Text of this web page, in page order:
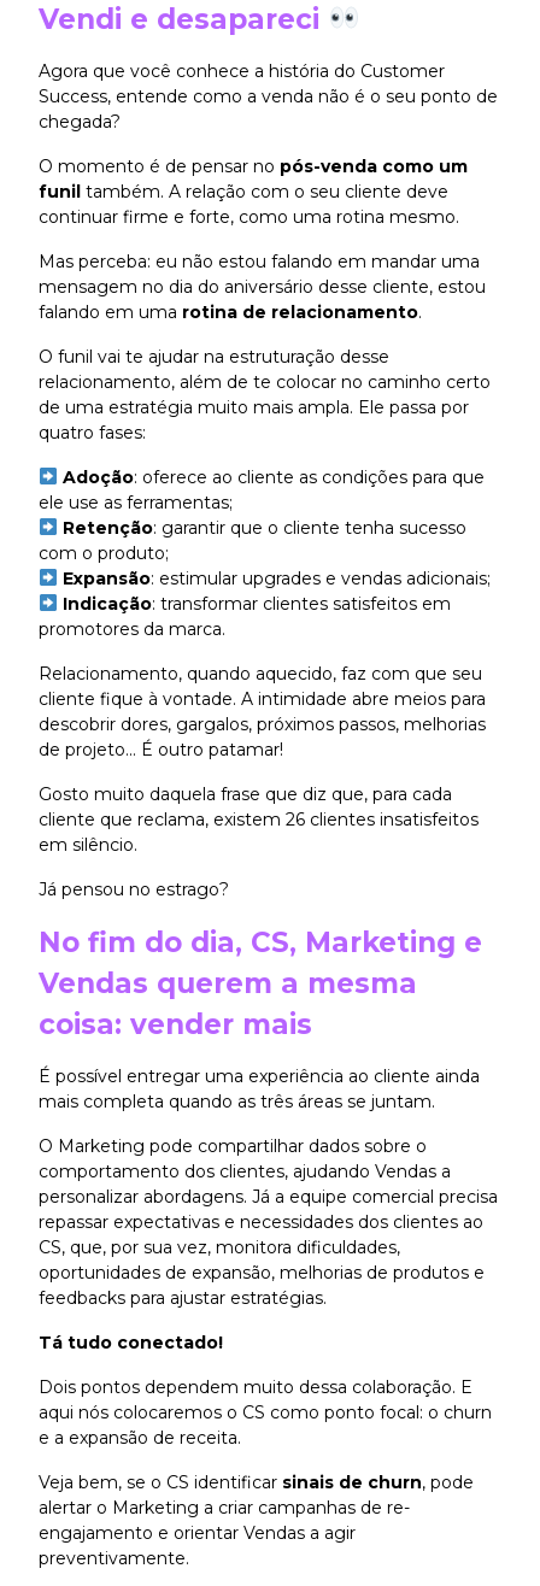
Vendi e desapareci
Agora que você conhece a história do Customer
Success, entende como a venda não é o seu ponto de
chegada?
O momento é de pensar no pós-venda como um
funil também. A relação com o seu cliente deve
continuar firme e forte, como uma rotina mesmo.
Mas perceba: eu não estou falando em mandar uma
mensagem no dia do aniversário desse cliente, estou
falando em uma rotina de relacionamento.
O funil vai te ajudar na estruturação desse
relacionamento, além de te colocar no caminho certo
de uma estratégia muito mais ampla. Ele passa por
quatro fases:
Adoção: oferece ao cliente as condições para que
ele use as ferramentas;
Retenção: garantir que o cliente tenha sucesso
com o produto;
Expansão: estimular upgrades e vendas adicionais;
Indicação: transformar clientes satisfeitos em
promotores da marca.
Relacionamento, quando aquecido, faz com que seu
cliente fique à vontade. A intimidade abre meios para
descobrir dores, gargalos, próximos passos, melhorias
de projeto... É outro patamar!
Gosto muito daquela frase que diz que, para cada
cliente que reclama, existem 26 clientes insatisfeitos
em silêncio.
Já pensou no estrago?
No fim do dia, CS, Marketing e
Vendas querem a mesma
coisa: vender mais
É possível entregar uma experiência ao cliente ainda
mais completa quando as três áreas se juntam.
O Marketing pode compartilhar dados sobre o
comportamento dos clientes, ajudando Vendas a
personalizar abordagens. Já a equipe comercial precisa
repassar expectativas e necessidades dos clientes ao
CS, que, por sua vez, monitora dificuldades,
oportunidades de expansão, melhorias de produtos e
feedbacks para ajustar estratégias.
Tá tudo conectado!
Dois pontos dependem muito dessa colaboração. E
aqui nós colocaremos o CS como ponto focal: o churn
e a expansão de receita.
Veja bem, se o CS identificar sinais de churn, pode
alertar o Marketing a criar campanhas de re-
engajamento e orientar Vendas a agir
preventivamente.